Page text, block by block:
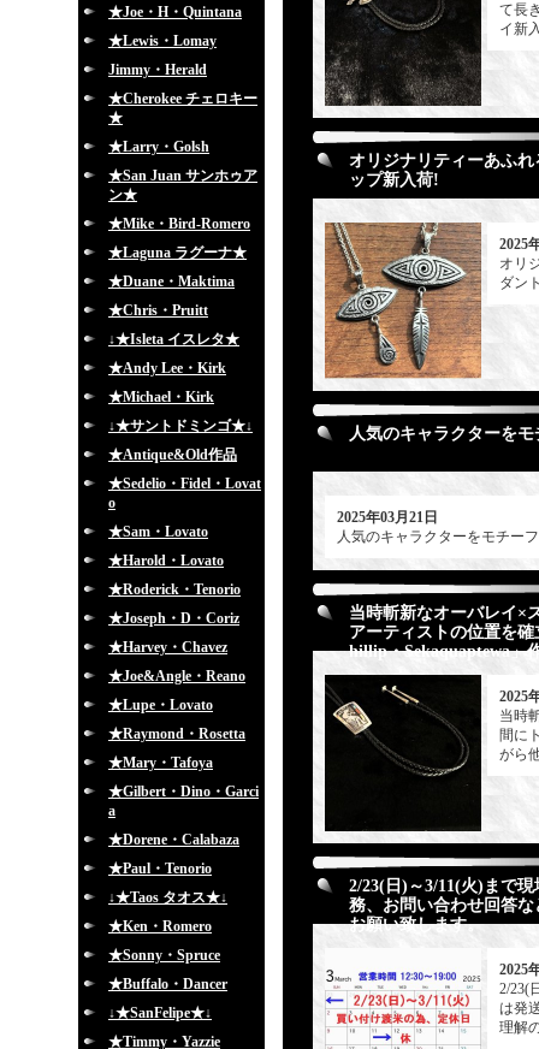
★Joe・H・Quintana
★Lewis・Lomay
Jimmy・Herald
★Cherokee チェロキー
★
★Larry・Golsh
★San Juan サンホゥア
ン★
★Mike・Bird-Romero
★Laguna ラグーナ★
★Duane・Maktima
★Chris・Pruitt
↓★Isleta イスレタ★
★Andy Lee・Kirk
★Michael・Kirk
↓★サントドミンゴ★↓
★Antique&Old作品
★Sedelio・Fidel・Lovat
o
★Sam・Lovato
★Harold・Lovato
★Roderick・Tenorio
★Joseph・D・Coriz
★Harvey・Chavez
★Joe&Angle・Reano
★Lupe・Lovato
★Raymond・Rosetta
★Mary・Tafoya
★Gilbert・Dino・Garci
a
★Dorene・Calabaza
★Paul・Tenorio
↓★Taos タオス★↓
★Ken・Romero
★Sonny・Spruce
★Buffalo・Dancer
↓★SanFelipe★↓
★Timmy・Yazzie
て長
イ新
オリジナリティーあふ
ップ新入荷!
2025
オリ
ダン
人気のキャラクターを
2025年03月21日
人気のキャラクターをモチー
当時斬新なオーバレイ×
アーティストの位置を
hillip・Sekaquaptewa」
2025
当時
間に
がら
2/23(日)～3/11(火)まで
務、お問い合わせ回答
お願い致します。
2025
2/23(
は発
理解